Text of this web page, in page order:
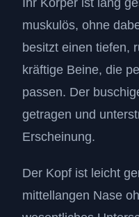
Ihr Körper ist lang
muskulös, ohne
besitzt einen tiefen,
kräftige Beine, die
passen. Der
getragen und
Erscheinung.
Der Kopf ist leicht
mittellangen Nase